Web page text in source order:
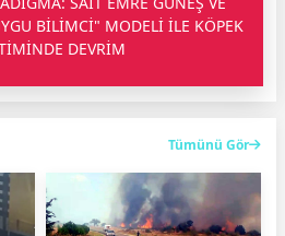
BİLİMCİ" MODELİ İLE KÖPEK
DEVRİM
Tümünü Gör